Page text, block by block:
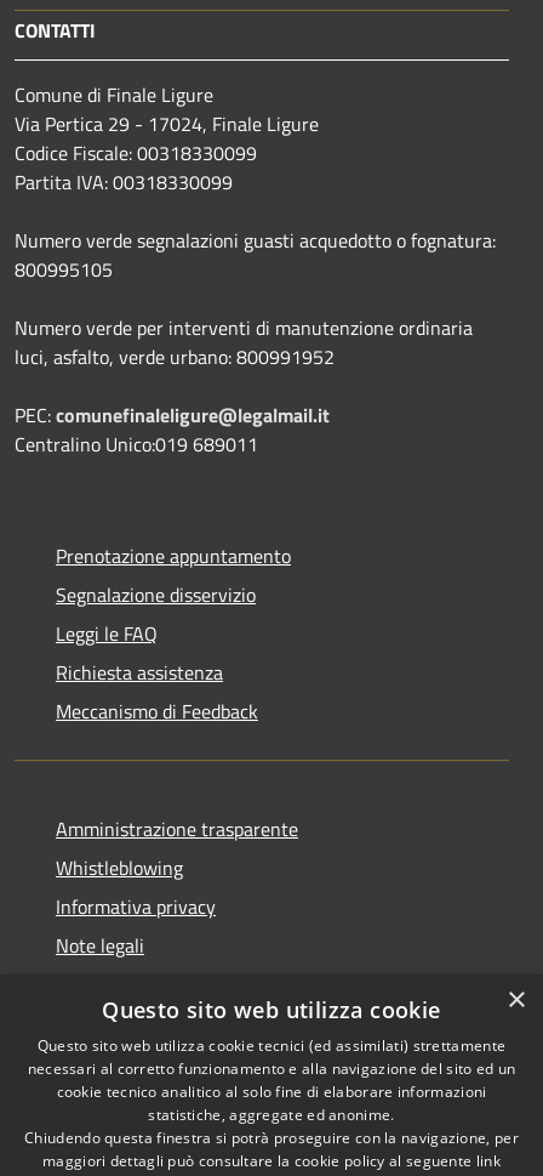
CONTATTI
Comune di Finale Ligure
Via Pertica 29 - 17024, Finale Ligure
Codice Fiscale: 00318330099
Partita IVA: 00318330099
Numero verde segnalazioni guasti acquedotto o fognatura:
800995105
Numero verde per interventi di manutenzione ordinaria
luci, asfalto, verde urbano: 800991952
PEC:comunefinaleligure@legalmail.it
Centralino Unico:019 689011
Prenotazione appuntamento
Segnalazione disservizio
Leggi le FAQ
Richiesta assistenza
Meccanismo di Feedback
Amministrazione trasparente
Whistleblowing
Informativa privacy
Note legali
Segnalazioni di inaccessibilità
RSS
Copyright © 2026 • Comune di
×
Questo sito web utilizza cookie
Questo sito web utilizza cookie tecnici (ed assimilati) strettamente
necessari al corretto funzionamento e alla navigazione del sito ed un
cookie tecnico analitico al solo fine di elaborare informazioni
statistiche, aggregate ed anonime.
Chiudendo questa finestra si potrà proseguire con la navigazione, per
maggiori dettagli può consultare la cookie policy al seguente link